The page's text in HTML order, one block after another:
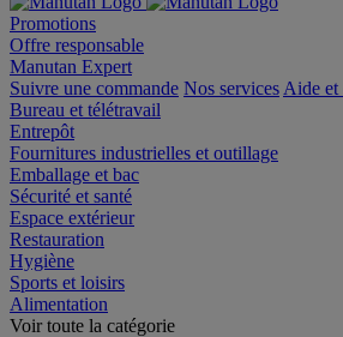
Promotions
Offre responsable
Manutan Expert
Suivre une commande Nos services Aide et
Bureau et télétravail
Entrepôt
Fournitures industrielles et outillage
Emballage et bac
Sécurité et santé
Espace extérieur
Restauration
Hygiène
Sports et loisirs
Alimentation
Voir toute la catégorie